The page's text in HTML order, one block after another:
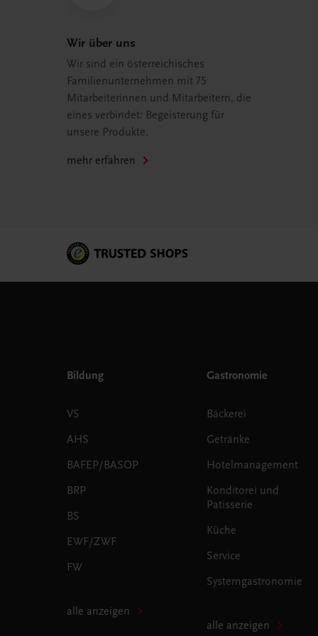
Wir über uns
Wir sind ein österreichisches
Familienunternehmen mit 75
Mitarbeiterinnen und Mitarbeitern, die
eines verbindet: Begeisterung für
unsere Produkte.
mehr erfahren
Bildung
VS
AHS
BAFEP/BASOP
BRP
BS
EWF/ZWF
FW
alle anzeigen
Gastronomie
Bäckerei
Getränke
Hotelmanagement
Konditorei und
Patisserie
Küche
Service
Systemgastronomie
alle anzeigen